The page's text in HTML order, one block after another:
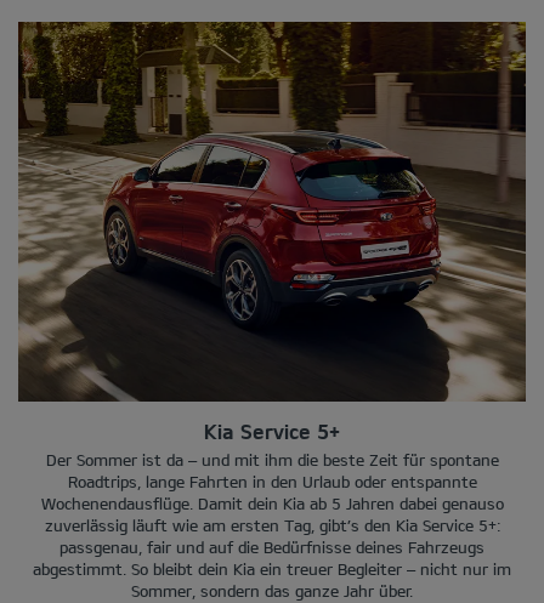
Kia Service 5+
Der Sommer ist da – und mit ihm die beste Zeit für spontane
Roadtrips, lange Fahrten in den Urlaub oder entspannte
Wochenendausflüge. Damit dein Kia ab 5 Jahren dabei genauso
zuverlässig läuft wie am ersten Tag, gibt’s den Kia Service 5+:
passgenau, fair und auf die Bedürfnisse deines Fahrzeugs
abgestimmt. So bleibt dein Kia ein treuer Begleiter – nicht nur im
Sommer, sondern das ganze Jahr über.